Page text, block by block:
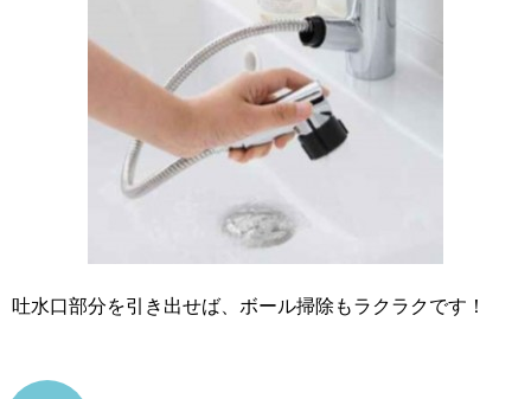
吐水口部分を引き出せば、ボール掃除もラクラクです！